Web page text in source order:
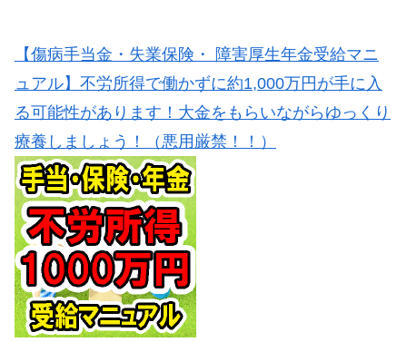
【傷病手当金・失業保険・ 障害厚生年金受給マニ
ュアル】不労所得で働かずに約1,000万円が手に入
る可能性があります！大金をもらいながらゆっくり
療養しましょう！（悪用厳禁！！）